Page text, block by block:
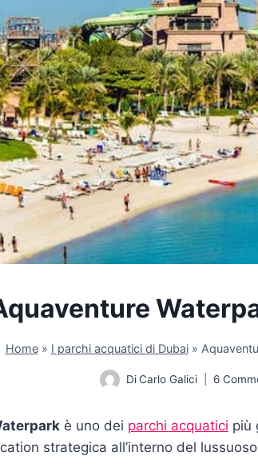
Home» I parchi acquatici di Dubai»
DiCarlo Galici 6
è uno dei parchi acquatici più
strategica all’interno del lussuoso